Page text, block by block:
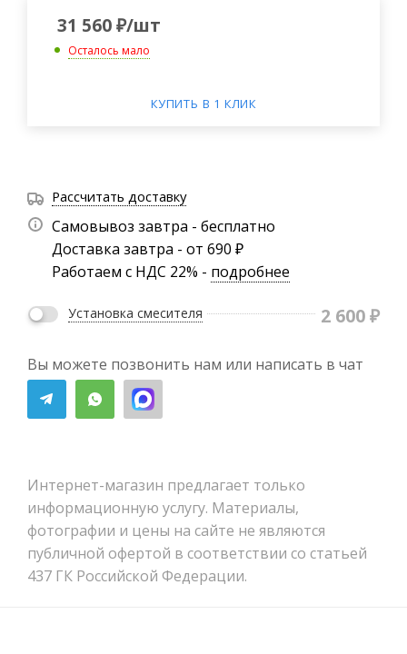
31 560₽/шт
Осталось мало
КУПИТЬ В 1 КЛИК
Рассчитать доставку
Самовывоз завтра - бесплатно
Доставка завтра - от 690 ₽
Работаем с НДС 22% - подробнее
Установка смесителя 2 600₽
Вы можете позвонить нам или написать в чат
Интернет-магазин предлагает только
информационную услугу. Материалы,
фотографии и цены на сайте не являются
публичной офертой в соответствии со статьей
437 ГК Российской Федерации.